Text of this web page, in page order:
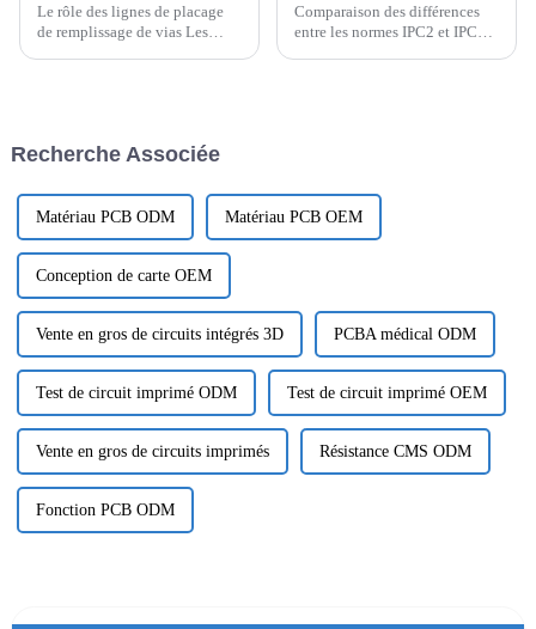
Le rôle des lignes de placage
de remplissage de vias Les
la fiabilité des appareils
Comparaison des différences
entre les normes IPC2 et IPC3
Recherche Associée
Matériau PCB ODM Matériau PCB OEM
Conception de carte OEM
Vente en gros de circuits intégrés 3D PCBA médical ODM
Test de circuit imprimé ODM Test de circuit imprimé OEM
Vente en gros de circuits imprimés Résistance CMS ODM
Fonction PCB ODM